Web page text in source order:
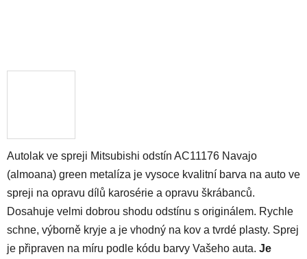
Autolak ve spreji Mitsubishi odstín AC11176 Navajo
(almoana) green metalíza je vysoce kvalitní barva na auto ve
spreji na opravu dílů karosérie a opravu škrábanců.
Dosahuje velmi dobrou shodu odstínu s originálem. Rychle
schne, výborně kryje a je vhodný na kov a tvrdé plasty. Sprej
je připraven na míru podle kódu barvy Vašeho auta. Je